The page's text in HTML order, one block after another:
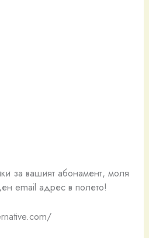
за вашият абонамент, моля
email адрес в полето!